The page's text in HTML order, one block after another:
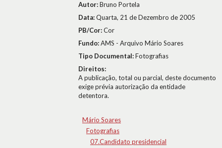
Autor:Bruno Portela
Data:Quarta, 21 de Dezembro de 2005
PB/Cor:Cor
Fundo:AMS - Arquivo Mário Soares
Tipo Documental:Fotografias
Direitos:
A publicação, total ou parcial, deste documento
exige prévia autorização da entidade
detentora.
Mário Soares
Fotografias
07.Candidato presidencial